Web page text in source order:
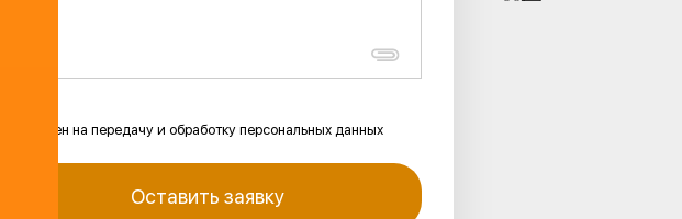
Я согласен на передачу и обработку персональных данных
Оставить заявку